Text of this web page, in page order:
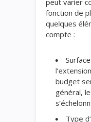
fonction de
quelques
compte :
budget
général,
Type